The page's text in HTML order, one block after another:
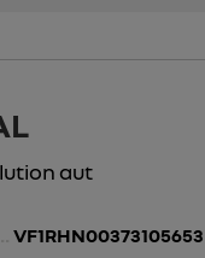
aut
VF1RHN00373105653